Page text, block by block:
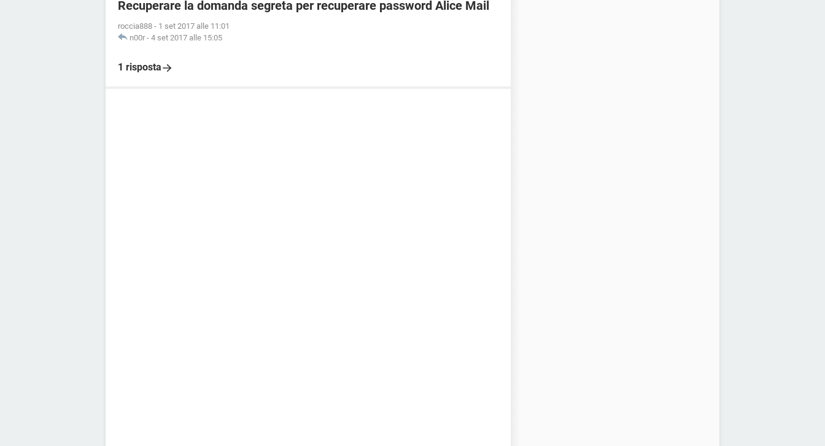
Recuperare la domanda segreta per recuperare password Alice Mail
roccia888 - 1 set 2017 alle 11:01
n00r - 4 set 2017 alle 15:05
1 risposta